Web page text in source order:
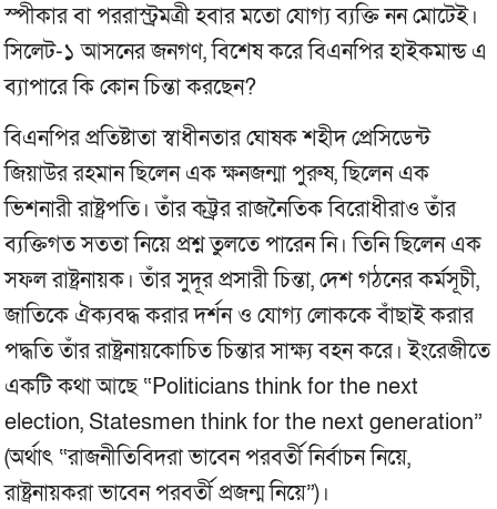
স্পীকার বা পররাস্ট্রমত্রী হবার মতো যোগ্য ব্যক্তি নন মোটেই।
সিলেট-১ আসনের জনগণ, বিশেষ করে বিএনপির হাইকমান্ড এ
ব্যাপারে কি কোন চিন্তা করছেন?
বিএনপির প্রতিষ্টাতা স্বাধীনতার ঘোষক শহীদ প্রেসিডেন্ট
জিয়াউর রহমান ছিলেন এক ক্ষনজন্মা পুরুষ, ছিলেন এক
ভিশনারী রাষ্ট্রপতি। তাঁর কট্ট্রর রাজনৈতিক বিরোধীরাও তাঁর
ব্যক্তিগত সততা নিয়ে প্রশ্ন তুলতে পারেন নি। তিনি ছিলেন এক
সফল রাষ্ট্রনায়ক। তাঁর সুদূর প্রসারী চিন্তা, দেশ গঠনের কর্মসূচী,
জাতিকে ঐক্যবদ্ধ করার দর্শন ও যোগ্য লোককে বাঁছাই করার
পদ্ধতি তাঁর রাষ্ট্রনায়কোচিত চিন্তার সাক্ষ্য বহন করে। ইংরেজীতে
একটি কথা আছে “Politicians think for the next
election, Statesmen think for the next generation”
(অর্থাৎ “রাজনীতিবিদরা ভাবেন পরবর্তী নির্বাচন নিয়ে,
রাষ্ট্রনায়করা ভাবেন পরবর্তী প্রজন্ম নিয়ে”)।